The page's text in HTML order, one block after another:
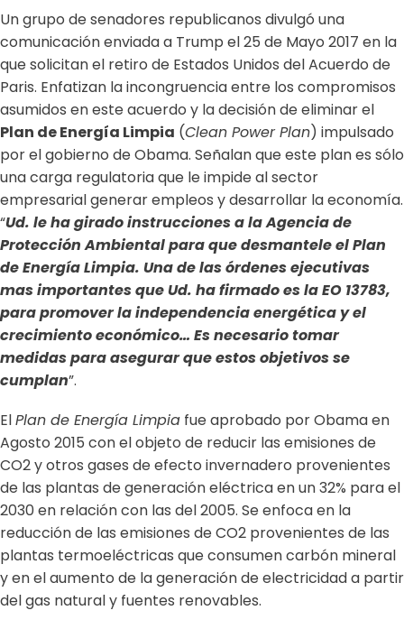
Un grupo de senadores republicanos divulgó una
comunicación enviada a Trump el 25 de Mayo 2017 en la
que solicitan el retiro de Estados Unidos del Acuerdo de
Paris. Enfatizan la incongruencia entre los compromisos
asumidos en este acuerdo y la decisión de eliminar el
Plan de Energía Limpia (Clean Power Plan) impulsado
por el gobierno de Obama. Señalan que este plan es sólo
una carga regulatoria que le impide al sector
empresarial generar empleos y desarrollar la economía.
“Ud. le ha girado instrucciones a la Agencia de
Protección Ambiental para que desmantele el Plan
de Energía Limpia. Una de las órdenes ejecutivas
mas importantes que Ud. ha firmado es la EO 13783,
para promover la independencia energética y el
crecimiento económico… Es necesario tomar
medidas para asegurar que estos objetivos se
cumplan”.
ElPlan de Energía Limpia fue aprobado por Obama en
Agosto 2015 con el objeto de reducir las emisiones de
CO2 y otros gases de efecto invernadero provenientes
de las plantas de generación eléctrica en un 32% para el
2030 en relación con las del 2005. Se enfoca en la
reducción de las emisiones de CO2 provenientes de las
plantas termoeléctricas que consumen carbón mineral
y en el aumento de la generación de electricidad a partir
del gas natural y fuentes renovables.